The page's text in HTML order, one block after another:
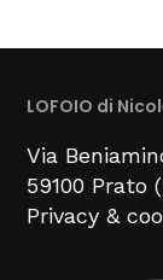
LOFOIO di
Via
59100 Prato
Privacy &